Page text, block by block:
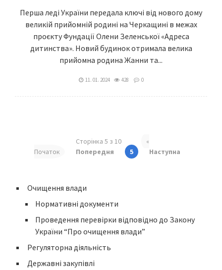
Перша леді України передала ключі від нового дому
великій прийомній родині на Черкащині в межах
проєкту Фундації Олени Зеленської «Адреса
дитинства». Новий будинок отримала велика
прийомна родина Жанни та...
11. 01. 2024 428 0
Сторінка 5 з 10
«
Початок
Попередня 5 Наступна
Очищення влади
Нормативні документи
Проведення перевірки відповідно до Закону
України “Про очищення влади”
Регуляторна діяльність
Державні закупівлі